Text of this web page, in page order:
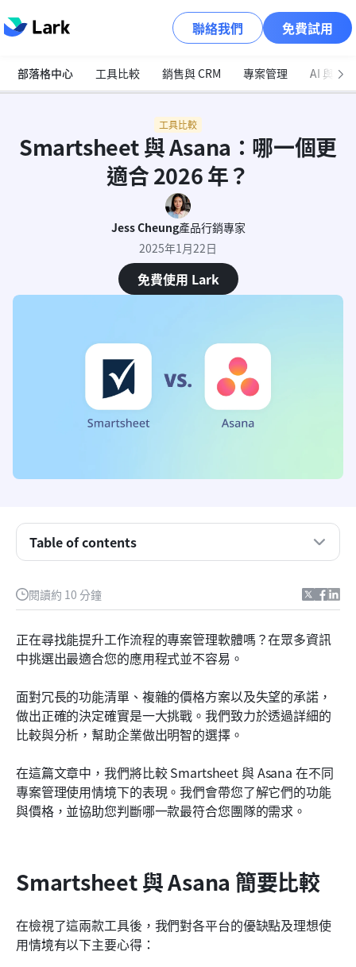
聯絡我們 免費試用
部落格中心 工具比較 銷售與 CRM 專案管理 AI 與自
工具比較
Smartsheet 與 Asana：哪一個更
適合 2026 年？
Jess Cheung產品行銷專家
2025年1月22日
免費使用 Lark
閱讀約 10 分鐘
正在尋找能提升工作流程的專案管理軟體嗎？在眾多資訊
中挑選出最適合您的應用程式並不容易。
面對冗長的功能清單、複雜的價格方案以及失望的承諾，
做出正確的決定確實是一大挑戰。我們致力於透過詳細的
比較與分析，幫助企業做出明智的選擇。
在這篇文章中，我們將比較 Smartsheet 與 Asana 在不同
專案管理使用情境下的表現。我們會帶您了解它們的功能
與價格，並協助您判斷哪一款最符合您團隊的需求。
Smartsheet 與 Asana 簡要比較
在檢視了這兩款工具後，我們對各平台的優缺點及理想使
用情境有以下主要心得：
Table of contents
Smartsheet 與 Asana：哪一個擁有最佳整合功能？
Smartsheet 與 Asana：哪一個的價格更優惠？
Smartsheet 與 Asana：哪一個的客戶服務最好？
Smartsheet 與 Asana：哪一個最容易使用？
Smartsheet 與 Asana：哪一個最安全且符合法規？
Smartsheet 與 Asana：其他用戶怎麼說？
Smartsheet 與 Asana：哪一個適合您？